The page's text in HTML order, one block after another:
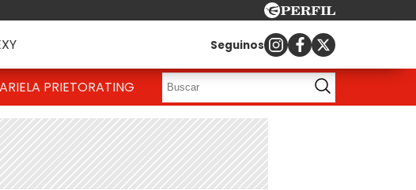
Seguinos
PRIETORATING